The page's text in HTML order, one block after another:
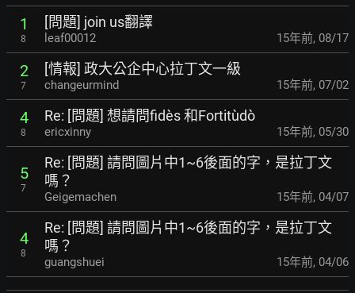
1
8
[問題] join us翻譯
leaf00012 15年前, 08/17
2
7
[情報] 政大公企中心拉丁文一級
changeurmind 15年前, 07/02
4
8
Re: [問題] 想請問fidès 和Fortitùdò
ericxinny 15年前, 05/30
5
7
Re: [問題] 請問圖片中1~6後面的字，是拉丁文
嗎？
Geigemachen 15年前, 04/07
4
8
Re: [問題] 請問圖片中1~6後面的字，是拉丁文
嗎？
guangshuei 15年前, 04/06